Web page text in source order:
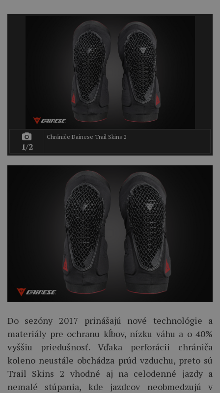
1/2
Chrániče Dainese Trail Skins 2
Do sezóny 2017 prinášajú nové technológie a
materiály pre ochranu kĺbov, nízku váhu a o 40%
vyššiu priedušnosť. Vďaka perforácii chrániča
koleno neustále obchádza prúd vzduchu, preto sú
Trail Skins 2 vhodné aj na celodenné jazdy a
nemalé stúpania, kde jazdcov neobmedzujú v